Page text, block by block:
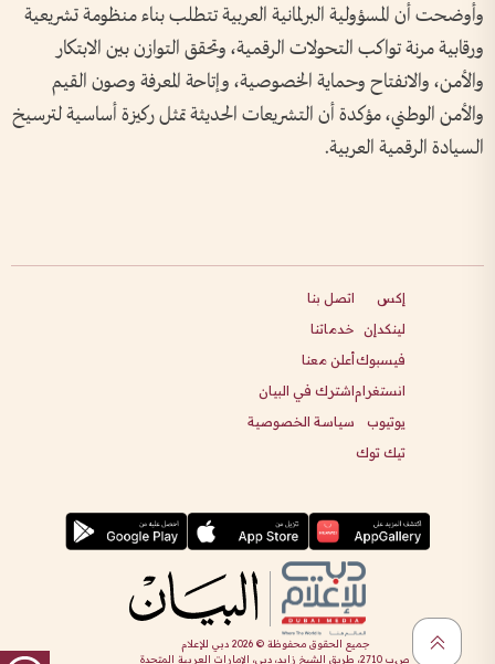
وأوضحت أن المسؤولية البرلمانية العربية تتطلب بناء منظومة تشريعية
ورقابية مرنة تواكب التحولات الرقمية، وتحقق التوازن بين الابتكار
والأمن، والانفتاح وحماية الخصوصية، وإتاحة المعرفة وصون القيم
والأمن الوطني، مؤكدة أن التشريعات الحديثة تمثل ركيزة أساسية لترسيخ
السيادة الرقمية العربية.
إكس
لينكدإن
فيسبوك
انستغرام
يوتيوب
تيك توك
اتصل بنا
خدماتنا
أعلن معنا
اشترك في البيان
سياسة الخصوصية
جميع الحقوق محفوظة ©2026 دبي للإعلام
ص.ب 2710، طريق الشيخ زايد، دبي، الإمارات العربية المتحدة